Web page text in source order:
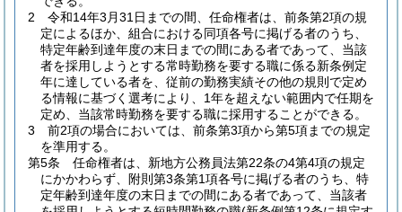
2
令和14年3月31日までの間、任命権者は、前条第2項の規
定によるほか、組合における同項各号に掲げる者のうち、
特定年齢到達年度の末日までの間にある者であって、当該
者を採用しようとする常時勤務を要する職に係る新条例定
年に達している者を、従前の勤務実績その他の規則で定め
る情報に基づく選考により、1年を超えない範囲内で任期を
定め、当該常時勤務を要する職に採用することができる。
3
前2項の場合においては、前条第3項から第5項までの規定
を準用する。
第5条
任命権者は、新地方公務員法第22条の4第4項の規定
にかかわらず、附則第3条第1項各号に掲げる者のうち、特
定年齢到達年度の末日までの間にある者であって、当該者